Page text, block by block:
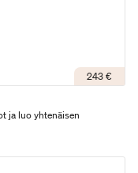
243 €
ja luo yhtenäisen